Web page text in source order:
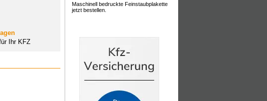
Ihr KFZ
Maschinell bedruckte Feinstaubplakette
jetzt bestellen.